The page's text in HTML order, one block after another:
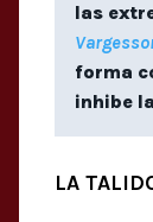
las
forma
inhibe
LA